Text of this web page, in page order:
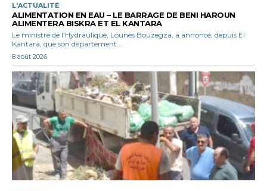
L'ACTUALITÉ
ALIMENTATION EN EAU – LE BARRAGE DE BENI HAROUN
ALIMENTERA BISKRA ET EL KANTARA
Le ministre de l'Hydraulique, Lounès Bouzegza, a annoncé, depuis El
Kantara, que son département...
8 août 2026